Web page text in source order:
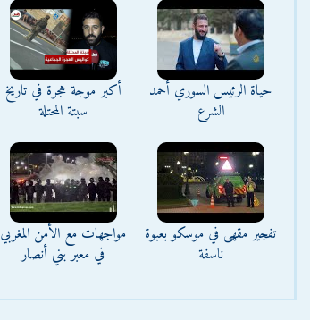
حياة الرئيس السوري أحمد
الشرع
أكبر موجة هجرة في تاريخ
سبتة المحتلة
تفجير مقهى في موسكو بعبوة
ناسفة
مواجهات مع الأمن المغربي
في معبر بني أنصار